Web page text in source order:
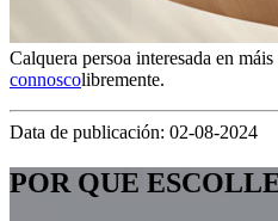
Calquera persoa interesada en
connoscolibremente.
Data de publicación: 02-08-2024
POR QUE